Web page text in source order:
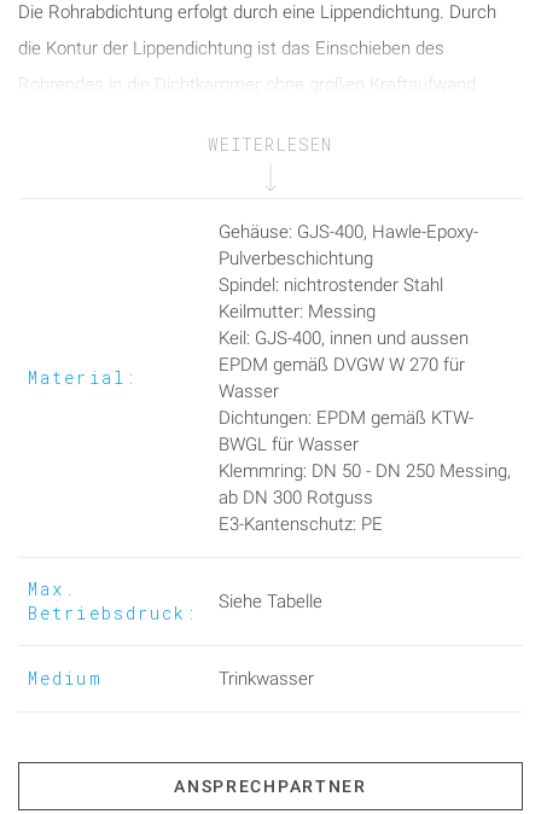
Die Rohrabdichtung erfolgt durch eine Lippendichtung. Durch
die Kontur der Lippendichtung ist das Einschieben des
Rohrendes in die Dichtkammer ohne großen Kraftaufwand
Rohrabdichtung und wird durch das Festziehen des
Die Betätigung kann über Handrad, Einbaugarnitur oder
motorisierte Drehantriebe (auf Anfrage) erfolgen.
Flanschanschlussmaße: gemäß EN 1092-2
WEITERLESEN
Material:
Gehäuse: GJS-400, Hawle-Epoxy-
Pulverbeschichtung
Spindel: nichtrostender Stahl
Keilmutter: Messing
Keil: GJS-400, innen und aussen
EPDM gemäß DVGW W 270 für
Wasser
Dichtungen: EPDM gemäß KTW-
BWGL für Wasser
Klemmring: DN 50 - DN 250 Messing,
ab DN 300 Rotguss
E3-Kantenschutz: PE
Max.
Betriebsdruck:
Siehe Tabelle
Medium Trinkwasser
ANSPRECHPARTNER